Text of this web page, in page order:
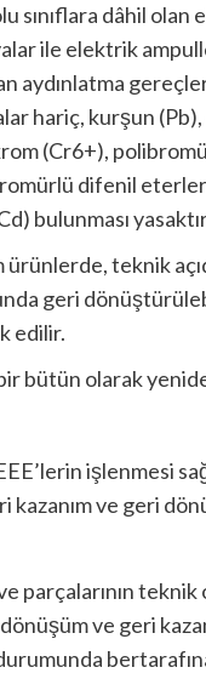
sınıflara dâhil olan
ile elektrik
aydınlatma
hariç, kurşun (Pb),
(Cr6+),
difenil
bulunması
ürünlerde, teknik
geri
edilir.
bütün olarak
işlenmesi
kazanım ve geri
parçalarının teknik
ve geri